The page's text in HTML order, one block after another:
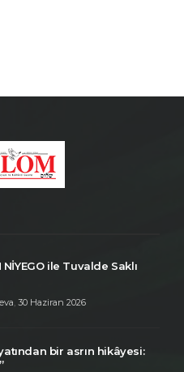
NİYEGO ile Tuvalde Saklı
30 Haziran 2026
bir asrın hikâyesi: